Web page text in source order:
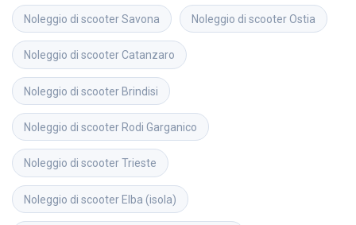
Noleggio di scooterSavona Noleggio di scooterOstia
Noleggio di scooterCatanzaro
Noleggio di scooter Brindisi
Noleggio di scooter Rodi Garganico
Noleggio di scooterTrieste
Noleggio di scooter Elba (isola)